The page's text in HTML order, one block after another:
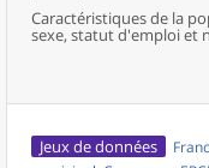
Caractéristiques de la
sexe, statut d'emploi et
supracommunal pour la
Jeux de données